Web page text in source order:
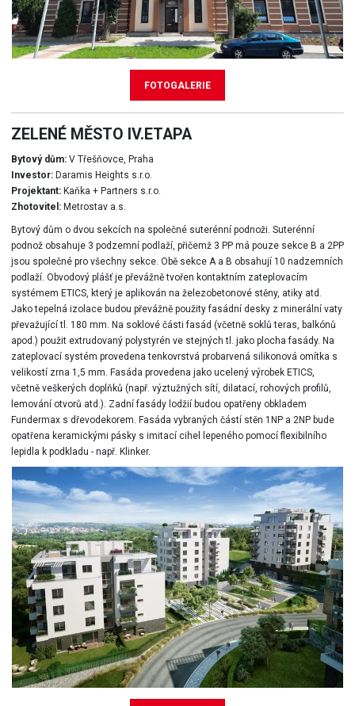
FOTOGALERIE
ZELENÉ MĚSTO IV.ETAPA
Bytový dům:V Třešňovce, Praha
Investor:Daramis Heights s.r.o.
Projektant:Kaňka + Partners s.r.o.
Zhotovitel:Metrostav a.s.
Bytový dům o dvou sekcích na společné suterénní podnoži. Suterénní
podnož obsahuje 3 podzemní podlaží, přičemž 3 PP má pouze sekce B a 2PP
jsou společné pro všechny sekce. Obě sekce A a B obsahují 10 nadzemních
podlaží. Obvodový plášť je převážně tvořen kontaktním zateplovacím
systémem ETICS, který je aplikován na železobetonové stěny, atiky atd.
Jako tepelná izolace budou převážně použity fasádní desky z minerální vaty
převažující tl. 180 mm. Na soklové části fasád (včetně soklů teras, balkónů
apod.) použit extrudovaný polystyrén ve stejných tl. jako plocha fasády. Na
zateplovací systém provedena tenkovrstvá probarvená silikonová omítka s
velikostí zrna 1,5 mm. Fasáda provedena jako ucelený výrobek ETICS,
včetně veškerých doplňků (např. výztužných sítí, dilatací, rohových profilů,
lemování otvorů atd.). Zadní fasády lodžií budou opatřeny obkladem
Fundermax s dřevodekorem. Fasáda vybraných částí stěn 1NP a 2NP bude
opatřena keramickými pásky s imitací cihel lepeného pomocí flexibilního
lepidla k podkladu - např. Klinker.